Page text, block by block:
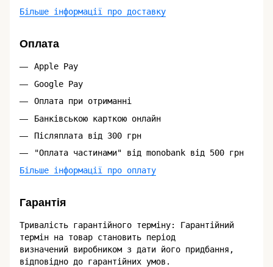
Більше інформації про доставку
Оплата
Apple Pay
Google Pay
Оплата при отриманні
Банківською карткою онлайн
Післяплата від 300 грн
"Оплата частинами" від monobank від 500 грн
Більше інформації про оплату
Гарантія
Тривалість гарантійного терміну: Гарантійний
термін на товар становить період
визначений виробником з дати його придбання,
відповідно до гарантійних умов.